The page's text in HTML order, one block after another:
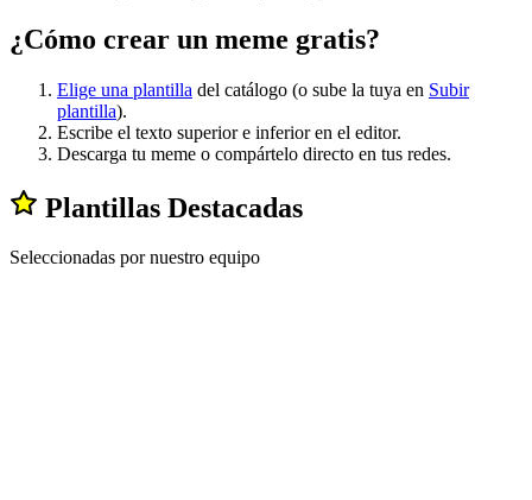
¿Cómo crear un meme gratis?
Elige una plantilla del catálogo (o sube la tuya en Subir
plantilla).
Escribe el texto superior e inferior en el editor.
Descarga tu meme o compártelo directo en tus redes.
Plantillas Destacadas
Seleccionadas por nuestro equipo